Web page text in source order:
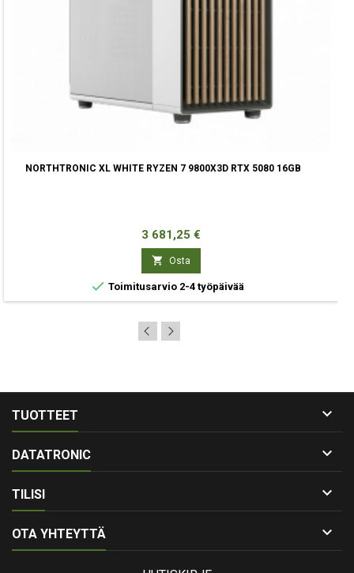
NORTHTRONIC XL WHITE RYZEN 7 9800X3D RTX 5080 16GB
Hinta
3 681,25 €
 Osta
 Toimitusarvio 2-4 työpäivää
TUOTTEET 
DATATRONIC 
TILISI 
OTA YHTEYTTÄ 